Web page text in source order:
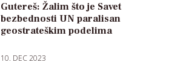
Gutereš: Žalim što je Savet
bezbednosti UN paralisan
geostrateškim podelima
10. DEC 2023